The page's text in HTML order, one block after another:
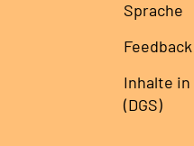
Sprache
Inhalte
(DGS)